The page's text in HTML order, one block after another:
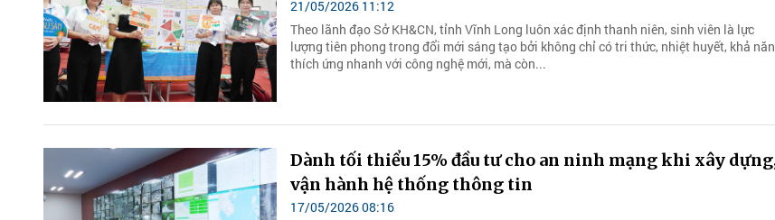
21/05/2026 11:12
Theo lãnh đạo Sở KH&CN, tỉnh Vĩnh Long luôn xác định thanh niên, sinh viên là lực
lượng tiên phong trong đổi mới sáng tạo bởi không chỉ có tri thức, nhiệt huyết, khả
thích ứng nhanh với công nghệ mới, mà còn...
Dành tối thiểu 15% đầu tư cho an ninh mạng khi xây
vận hành hệ thống thông tin
17/05/2026 08:16